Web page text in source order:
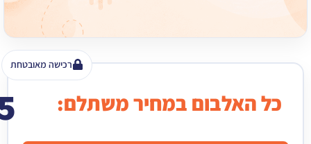
רכישה מאובטחת
האלבום במחיר משתלם: ₪ 15